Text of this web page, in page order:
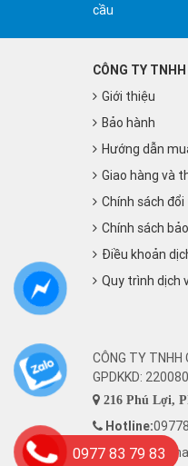
cầu
CÔNG TY
Giới thiệu
Bảo hành
Hướng dẫn
Giao hàng và
Chính sách
Chính sách
Điều khoản
Quy trình dịch
CÔNG TY TNHH
GPDKKD:
216 Phú Lợi,
Hotline:
Email:
0977 83 79 83